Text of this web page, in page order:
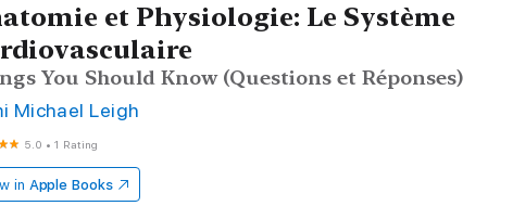
et Physiologie: Le Système
You Should Know (Questions et Réponses)
Michael Leigh
5.0 •1 Rating
in Apple Books